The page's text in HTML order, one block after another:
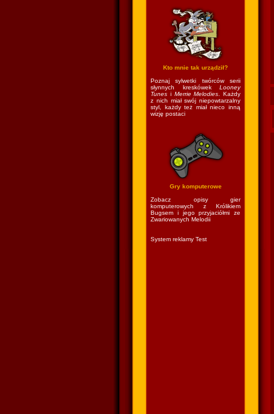
Kto mnie tak urządził?
Poznaj sylwetki twórców serii
słynnych kreskówek Looney
Tunes i Merrie Melodies . Każdy
z nich miał swój niepowtarzalny
styl, każdy też miał nieco inną
wizję postaci
Gry komputerowe
Zobacz opisy gier
komputerowych z Królikiem
Bugsem i jego przyjaciółmi ze
Zwariowanych Melodii
System reklamy Test